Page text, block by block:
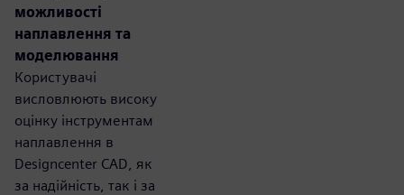
можливості
наплавлення та
моделювання
Користувачі
висловлюють високу
оцінку інструментам
наплавлення в
Designcenter CAD, як
за надійність, так і за